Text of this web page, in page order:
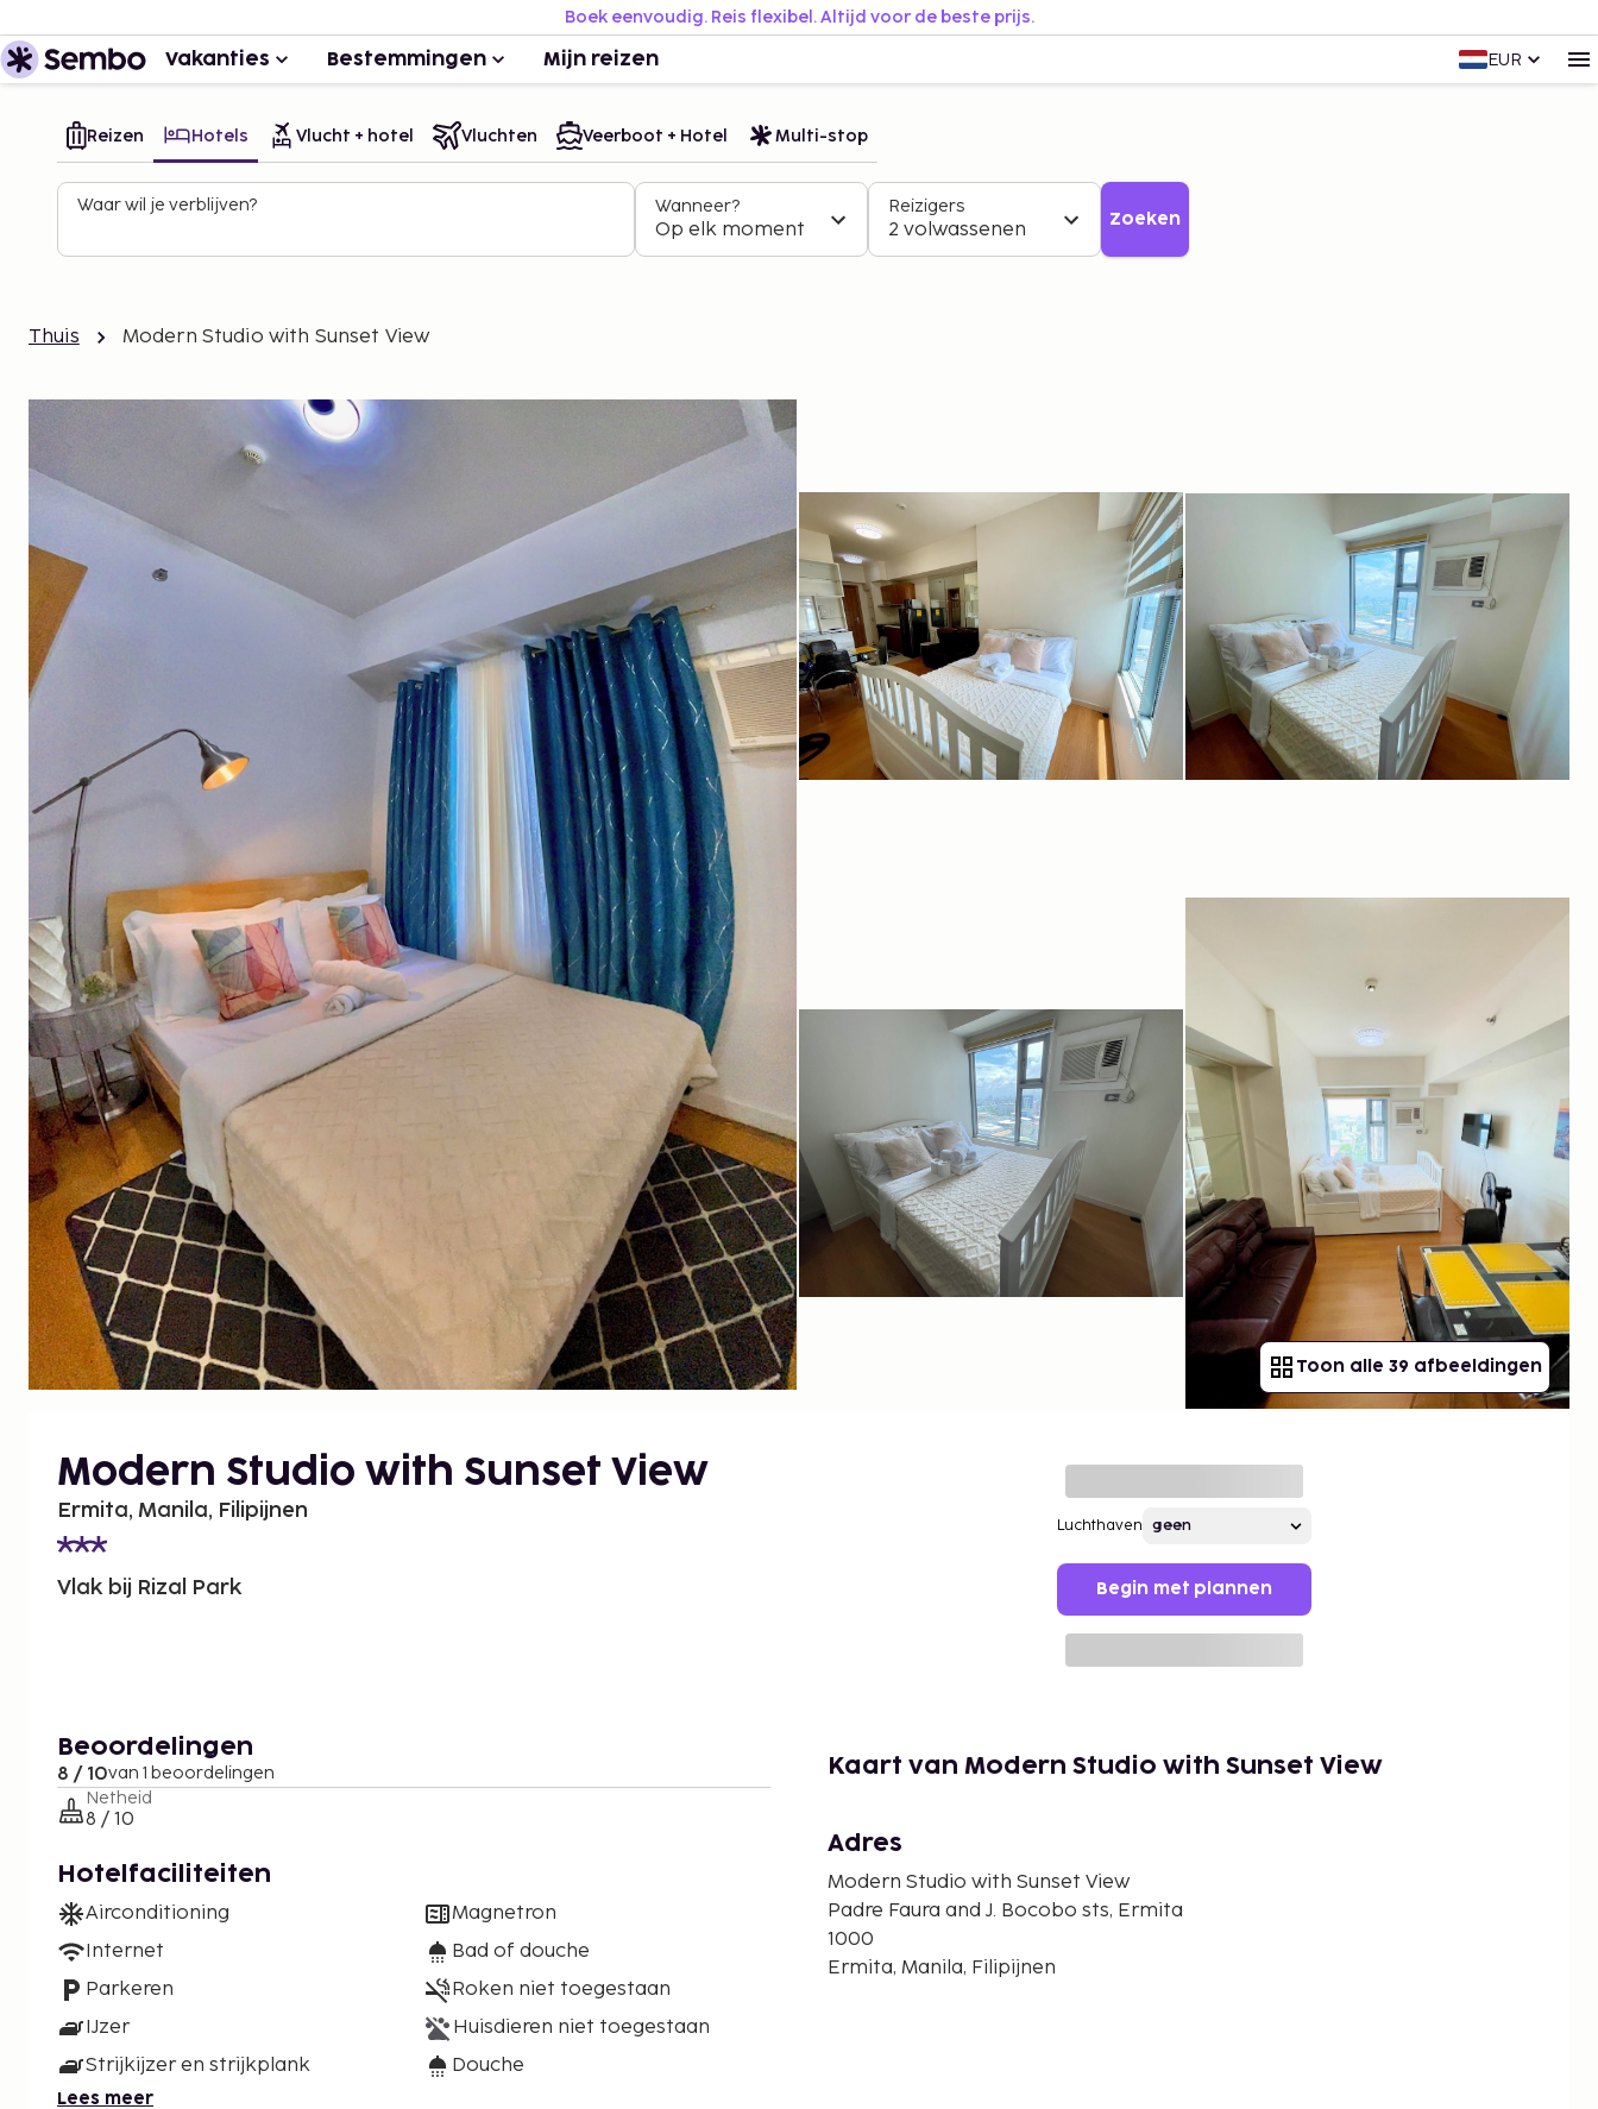
Boek eenvoudig. Reis flexibel. Altijd voor de beste prijs.
Vakanties Bestemmingen Mijn reizen EUR
Reizen Hotels Vlucht + hotel Vluchten Veerboot + Hotel Multi-stop
Waar wil je verblijven? Wanneer?
Op elk moment
Reizigers
2 volwassenen Zoeken
Thuis Modern Studio with Sunset View
Toon alle 39 afbeeldingen
Modern Studio with Sunset View
Ermita, Manila, Filipijnen
Vlak bij Rizal Park
Luchthaven
Begin met plannen
Beoordelingen
8 / 10van 1 beoordelingen
Netheid
8 / 10
Hotelfaciliteiten
Airconditioning
Internet
Parkeren
IJzer
Strijkijzer en strijkplank
Magnetron
Bad of douche
Roken niet toegestaan
Huisdieren niet toegestaan
Douche
Lees meer
Kaart van Modern Studio with Sunset View
Adres
Modern Studio with Sunset View
Padre Faura and J. Bocobo sts, Ermita
1000
Ermita, Manila, Filipijnen